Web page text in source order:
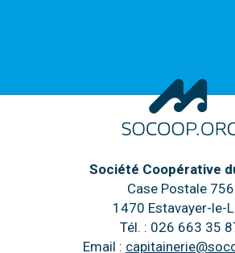
Société Coopérative
Case Postale 756
1470 Estavayer-le-
Tél. : 026 663 35
Email :